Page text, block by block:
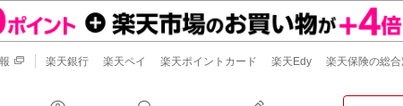
楽天銀行 楽天ペイ 楽天ポイントカード 楽天Edy 楽天保険の総合